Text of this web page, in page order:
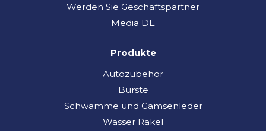
Werden Sie Geschäftspartner
Media DE
Produkte
Autozubehör
Bürste
Schwämme und Gämsenleder
Wasser Rakel